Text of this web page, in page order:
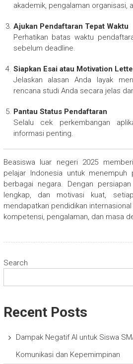
akademik, pengalaman organisasi,
Ajukan Pendaftaran Tepat Waktu
Perhatikan batas waktu
sebelum deadline.
Siapkan Esai atau Motivation
Jelaskan alasan Anda layak
rencana studi Anda secara jelas
Pantau Status Pendaftaran
Selalu cek perkembangan
informasi penting.
Beasiswa luar negeri 2025
pelajar Indonesia untuk menempuh
berbagai negara. Dengan
lengkap, dan motivasi kuat,
mendapatkan pendidikan
kompetensi, pengalaman, dan masa
Search
Recent Posts
Dampak Negatif AI untuk Siswa
Komunikasi dan Kepemimpinan